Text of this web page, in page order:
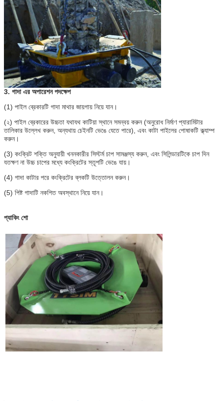
3. গাদা এর অপারেশন পদক্ষেপ
(1) পাইল ব্রেকারটি গাদা মাথার জায়গায় নিয়ে যান।
(২) পাইল ব্রেকারের উচ্চতা যথাযথ কাটিয়া স্থানে সমন্বয় করুন (অনুরোধ নির্মাণ প্যারামিটার
তালিকার উল্লেখ করুন, অন্যথায় চেইনটি ভেঙে যেতে পারে), এবং কাটা পাইলের পোষাকটি ক্ল্যাম্প
করুন।
(3) কংক্রিট শক্তি অনুযায়ী খননকারীর সিস্টর্ম চাপ সামঞ্জস্য করুন, এবং সিলিন্ডারটিকে চাপ দিন
যতক্ষণ না উচ্চ চাপের মধ্যে কংক্রিটের স্তূপটি ভেঙে যায়।
(4) গাদা কাটার পরে কংক্রিটের ব্লকটি উত্তোলন করুন।
(5) পিষ্ট গাদাটি নকশিত অবস্থানে নিয়ে যান।
প্যাকিং শো